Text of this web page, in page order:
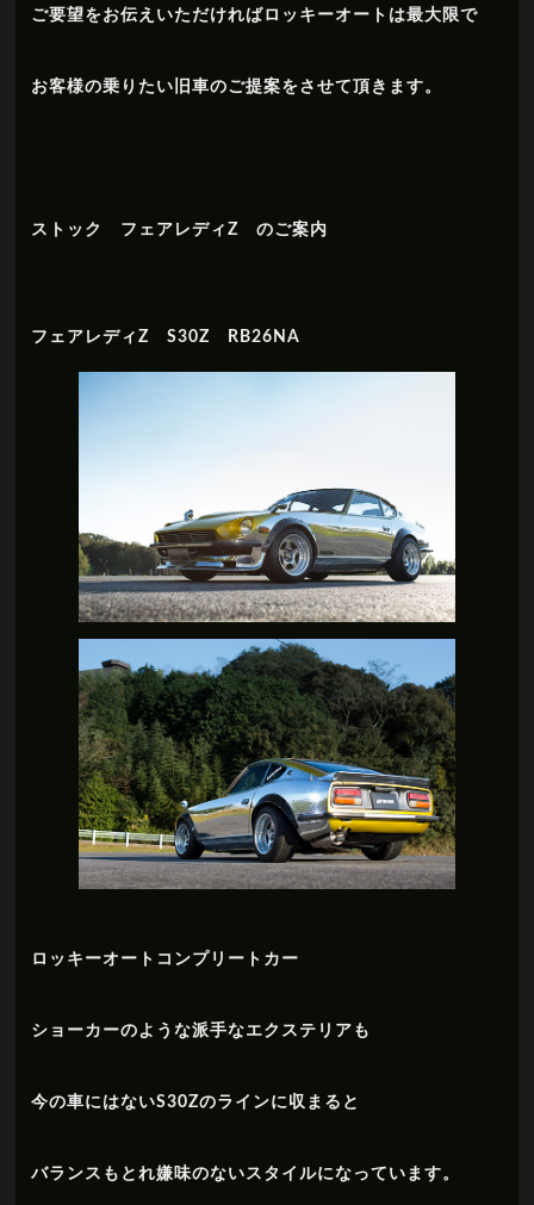
ご要望をお伝えいただければロッキーオートは最大限で
お客様の乗りたい旧車のご提案をさせて頂きます。
ストック フェアレディZ のご案内
フェアレディZ S30Z RB26NA
ロッキーオートコンプリートカー
ショーカーのような派手なエクステリアも
今の車にはないS30Zのラインに収まると
バランスもとれ嫌味のないスタイルになっています。